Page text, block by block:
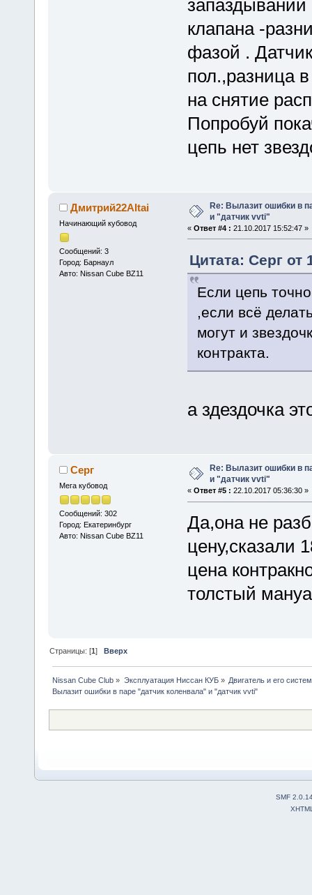
клапана -
фазой .
пол.,разница
на снятие
Попробуй
цепь нет
Дмитрий22Altai
Начинающий кубовод
Сообщений: 3
Город: Барнаул
Авто: Nissan Cube BZ11
Re: Вылазит ошибки в
и "датчик vvti"
« Ответ #4 : 21.10.2017 15:52:47 »
Цитата: Серг от
Если цепь
,если всё
могут и
контракта.
а здездочка
Серг
Мега кубовод
Сообщений: 302
Город: Екатеринбург
Авто: Nissan Cube BZ11
Re: Вылазит ошибки в
и "датчик vvti"
« Ответ #5 : 22.10.2017 05:36:30 »
Да,она не
цену,сказали
цена
толстый
Страницы: [1] Вверх
Nissan Cube Club » Эксплуатация Ниссан КУБ» Двигатель и его
Вылазит ошибки в паре "датчик коленвала" и "датчик vvti"
SMF